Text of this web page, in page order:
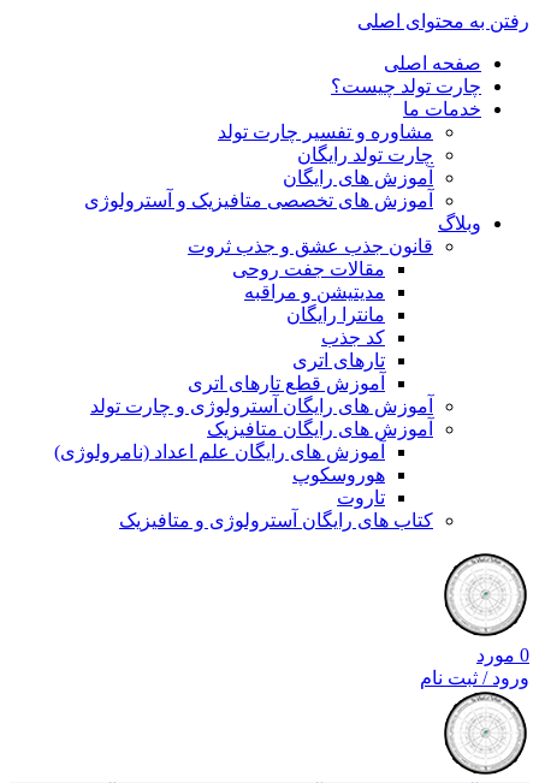
رفتن به محتوای اصلی
صفحه اصلی
چارت تولد چیست؟
خدمات ما
مشاوره و تفسیر چارت تولد
چارت تولد رایگان
آموزش های رایگان
آموزش های تخصصی متافیزیک و آسترولوژی
وبلاگ
قانون جذب عشق و جذب ثروت
مقالات جفت روحی
مدیتیشن و مراقبه
مانترا رایگان
کد جذب
تارهای اتری
آموزش قطع تارهای اتری
آموزش های رایگان آسترولوژی و چارت تولد
آموزش های رایگان متافیزیک
آموزش های رایگان علم اعداد (نامرولوژی)
هوروسکوپ
تاروت
کتاب های رایگان آسترولوژی و متافیزیک
0 مورد
ورود / ثبت نام